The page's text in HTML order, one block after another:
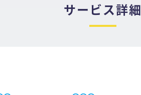
サービス詳細